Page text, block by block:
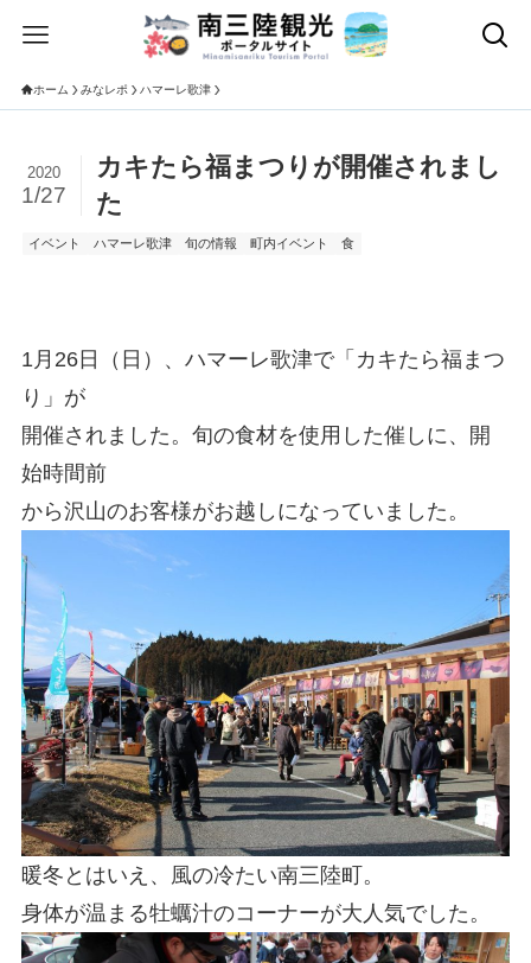
ホーム みなレポ ハマーレ歌津
カキたら福まつりが開催されまし
た
2020
1/27
イベント ハマーレ歌津 旬の情報 町内イベント 食
1月26日（日）、ハマーレ歌津で「カキたら福まつ
り」が
開催されました。旬の食材を使用した催しに、開
始時間前
から沢山のお客様がお越しになっていました。
暖冬とはいえ、風の冷たい南三陸町。
身体が温まる牡蠣汁のコーナーが大人気でした。